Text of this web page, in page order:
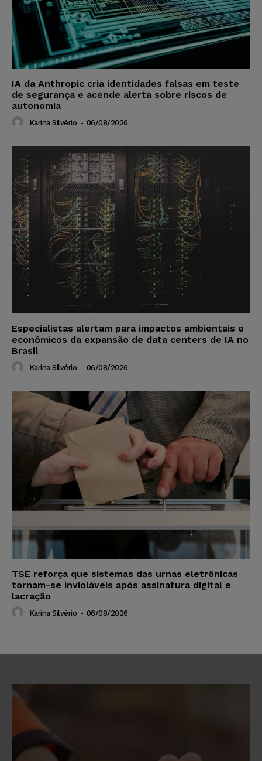
IA da Anthropic cria identidades falsas em teste
de segurança e acende alerta sobre riscos de
autonomia
Karina Silvério - 06/08/2026
Especialistas alertam para impactos ambientais e
econômicos da expansão de data centers de IA no
Brasil
Karina Silvério - 06/08/2026
TSE reforça que sistemas das urnas eletrônicas
tornam-se invioláveis após assinatura digital e
lacração
Karina Silvério - 06/08/2026